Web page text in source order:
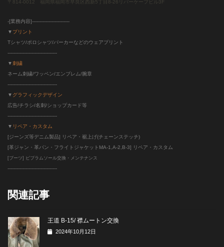
〒814-0012 福岡県福岡市早良区西新5丁目8-26リバーケープビル3F
-[業務内容]-------------------------
▼ プリント
Tシャツ/ポロシャツ/パーカーなどのウェアプリント
---------------------------------
▼刺繍
ネーム刺繍/ワッペン/エンブレム/腕章
---------------------------------
▼ グラフィックデザイン
広告/チラシ/名刺/ショップカード等
---------------------------------
▼ リペア・カスタム
[ジーンズ等デニム製品] リペア・裾上げ(チェーンステッチ)
[革ジャン・革パン・フライトジャケットMA-1,A-2,B-3] リペア・カスタム
[ブーツ] ビブラムソール交換・メンテナンス
---------------------------------
関連記事
王道 B-15/ 襟ムートン交換
2024年10月12日